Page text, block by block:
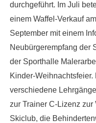
durchgeführt. Im Juli
einem Waffel-Verkauf
September mit einem
Neubürgerempfang der
der Sporthalle
Kinder-
verschiedene
zur Trainer C-Lizenz
Skiclub, die